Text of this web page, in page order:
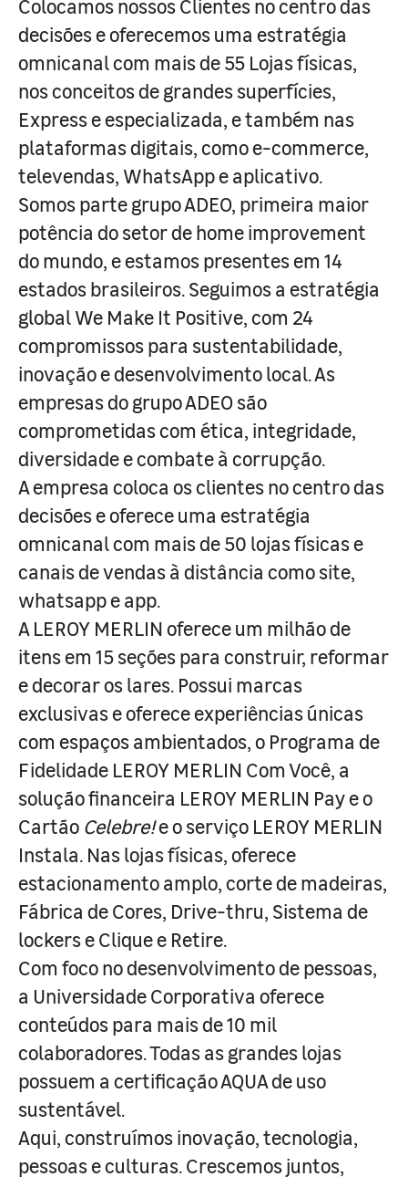
Colocamos nossos Clientes no centro das
decisões e oferecemos uma estratégia
omnicanal com mais de 55 Lojas físicas,
nos conceitos de grandes superfícies,
Express e especializada, e também nas
plataformas digitais, como e-commerce,
televendas, WhatsApp e aplicativo.
Somos parte grupo ADEO, primeira maior
potência do setor de home improvement
do mundo, e estamos presentes em 14
estados brasileiros. Seguimos a estratégia
global We Make It Positive, com 24
compromissos para sustentabilidade,
inovação e desenvolvimento local. As
empresas do grupo ADEO são
comprometidas com ética, integridade,
diversidade e combate à corrupção.
A empresa coloca os clientes no centro das
decisões e oferece uma estratégia
omnicanal com mais de 50 lojas físicas e
canais de vendas à distância como site,
whatsapp e app.
A LEROY MERLIN oferece um milhão de
itens em 15 seções para construir, reformar
e decorar os lares. Possui marcas
exclusivas e oferece experiências únicas
com espaços ambientados, o Programa de
Fidelidade LEROY MERLIN Com Você, a
solução financeira LEROY MERLIN Pay e o
Cartão Celebre!e o serviço LEROY MERLIN
Instala. Nas lojas físicas, oferece
estacionamento amplo, corte de madeiras,
Fábrica de Cores, Drive-thru, Sistema de
lockers e Clique e Retire.
Com foco no desenvolvimento de pessoas,
a Universidade Corporativa oferece
conteúdos para mais de 10 mil
colaboradores. Todas as grandes lojas
possuem a certificação AQUA de uso
sustentável.
Aqui, construímos inovação, tecnologia,
pessoas e culturas. Crescemos juntos,